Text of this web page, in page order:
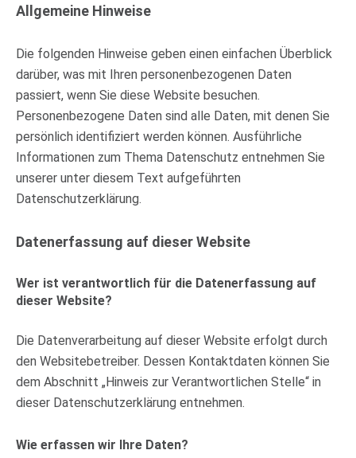
Allgemeine Hinweise
Die folgenden Hinweise geben einen einfachen Überblick
darüber, was mit Ihren personenbezogenen Daten
passiert, wenn Sie diese Website besuchen.
Personenbezogene Daten sind alle Daten, mit denen Sie
persönlich identifiziert werden können. Ausführliche
Informationen zum Thema Datenschutz entnehmen Sie
unserer unter diesem Text aufgeführten
Datenschutzerklärung.
Datenerfassung auf dieser Website
Wer ist verantwortlich für die Datenerfassung auf
dieser Website?
Die Datenverarbeitung auf dieser Website erfolgt durch
den Websitebetreiber. Dessen Kontaktdaten können Sie
dem Abschnitt „Hinweis zur Verantwortlichen Stelle“ in
dieser Datenschutzerklärung entnehmen.
Wie erfassen wir Ihre Daten?